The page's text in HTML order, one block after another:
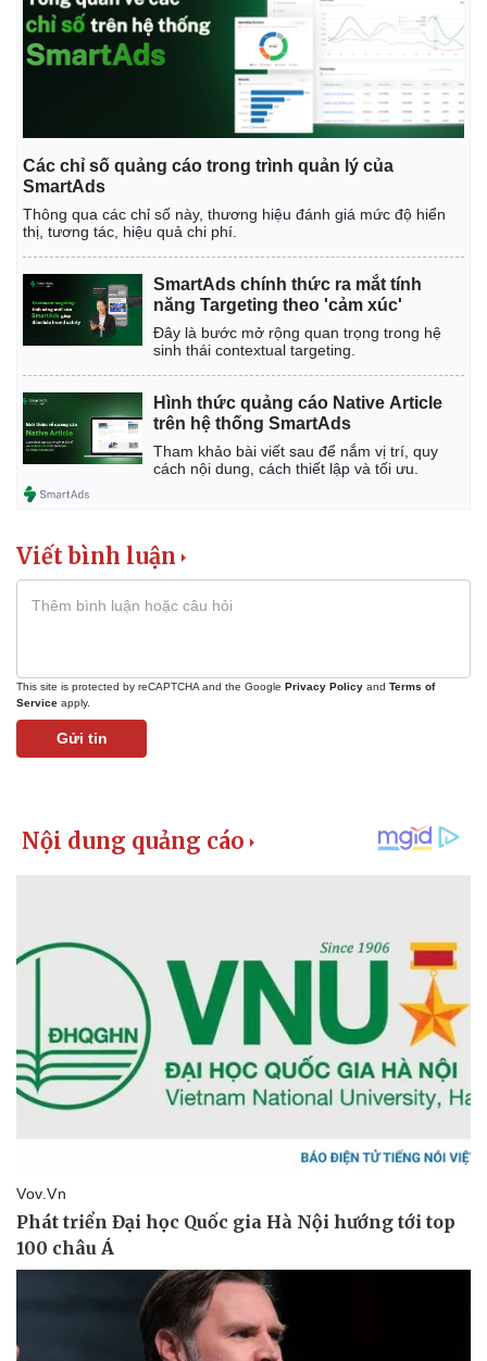
Kinh tế
Các chỉ số quảng cáo trong trình quản lý của
SmartAds
Thông qua các chỉ số này, thương hiệu đánh giá mức độ hiển
thị, tương tác, hiệu quả chi phí.
SmartAds chính thức ra mắt tính
năng Targeting theo 'cảm xúc'
Đây là bước mở rộng quan trọng trong hệ
sinh thái contextual targeting.
Hình thức quảng cáo Native Article
trên hệ thống SmartAds
Tham khảo bài viết sau để nắm vị trí, quy
cách nội dung, cách thiết lập và tối ưu.
Viết bình luận
This site is protected by reCAPTCHA and the Google Privacy Policy and Terms of
Service apply.
Gửi tin